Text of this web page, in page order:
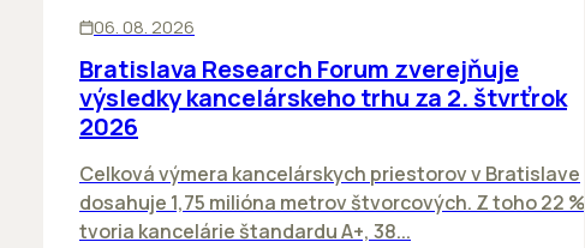
06. 08. 2026
Bratislava Research Forum zverejňuje
výsledky kancelárskeho trhu za 2. štvrťrok
2026
Celková výmera kancelárskych priestorov v Bratislave
dosahuje 1,75 milióna metrov štvorcových. Z toho 22 %
tvoria kancelárie štandardu A+, 38...